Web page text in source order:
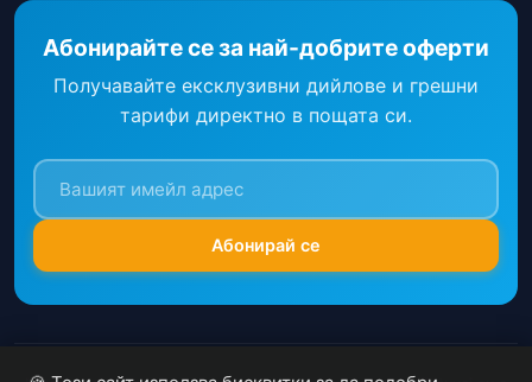
Абонирайте се за най-добрите оферти
Получавайте ексклузивни дийлове и грешни
тарифи директно в пощата си.
Абонирай се